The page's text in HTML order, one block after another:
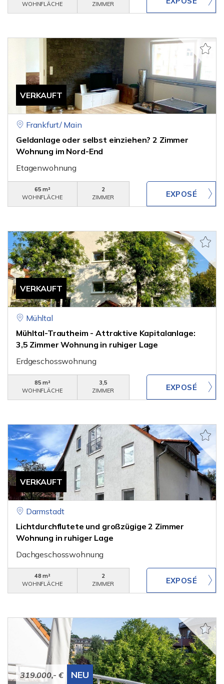
WOHNFLÄCHE
ZIMMER
VERKAUFT
Frankfurt/ Main
Geldanlage oder selbst einziehen? 2 Zimmer
Wohnung im Nord-End
Etagenwohnung
65 m²
WOHNFLÄCHE
2
ZIMMER
VERKAUFT
Mühltal
Mühltal-Trautheim - Attraktive Kapitalanlage:
3,5 Zimmer Wohnung in ruhiger Lage
Erdgeschosswohnung
85 m²
WOHNFLÄCHE
3,5
ZIMMER
VERKAUFT
Darmstadt
Lichtdurchflutete und großzügige 2 Zimmer
Wohnung in ruhiger Lage
Dachgeschosswohnung
48 m²
WOHNFLÄCHE
2
ZIMMER
319.000,- € NEU